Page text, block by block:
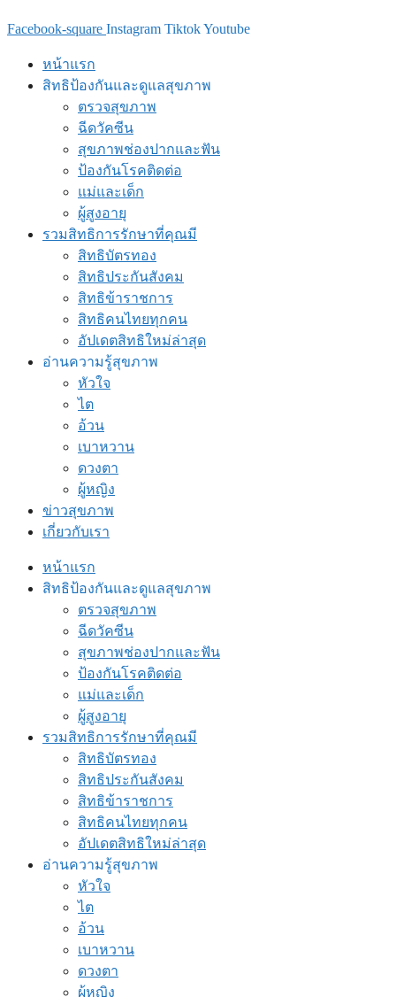
Facebook-square Instagram TiktokYoutube
หน้าแรก
สิทธิป้องกันและดูแลสุขภาพ
ตรวจสุขภาพ
ฉีดวัคซีน
สุขภาพช่องปากและฟัน
ป้องกันโรคติดต่อ
แม่และเด็ก
ผู้สูงอายุ
รวมสิทธิการรักษาที่คุณมี
สิทธิบัตรทอง
สิทธิประกันสังคม
สิทธิข้าราชการ
สิทธิคนไทยทุกคน
อัปเดตสิทธิใหม่ล่าสุด
อ่านความรู้สุขภาพ
หัวใจ
ไต
อ้วน
เบาหวาน
ดวงตา
ผู้หญิง
ข่าวสุขภาพ
เกี่ยวกับเรา
หน้าแรก
สิทธิป้องกันและดูแลสุขภาพ
ตรวจสุขภาพ
ฉีดวัคซีน
สุขภาพช่องปากและฟัน
ป้องกันโรคติดต่อ
แม่และเด็ก
ผู้สูงอายุ
รวมสิทธิการรักษาที่คุณมี
สิทธิบัตรทอง
สิทธิประกันสังคม
สิทธิข้าราชการ
สิทธิคนไทยทุกคน
อัปเดตสิทธิใหม่ล่าสุด
อ่านความรู้สุขภาพ
หัวใจ
ไต
อ้วน
เบาหวาน
ดวงตา
ผู้หญิง